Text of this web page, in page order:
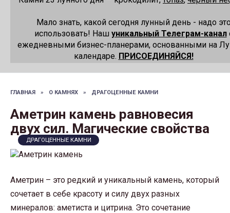
Мало знать, какой сегодня лунный день - надо
использовать! Наш уникальный Телеграм-канал
ежедневными бизнес-планерами, основанными на
календаре. ПРИСОЕДИНЯЙСЯ!
ГЛАВНАЯ » О КАМНЯХ » ДРАГОЦЕННЫЕ КАМНИ
Аметрин камень равновесия
двух сил. Магические свойства
ДРАГОЦЕННЫЕ КАМНИ
Аметрин – это редкий и уникальный камень, который
сочетает в себе красоту и силу двух разных
минералов: аметиста и цитрина. Это сочетание